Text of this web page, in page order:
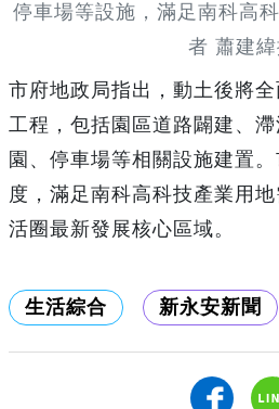
停車場等設施，滿足南科高
者 蕭建
市府地政局指出，動土後將
工程，包括園區道路闢建、
園、停車場等相關設施建置
度，滿足南科高科技產業用
活圈最新發展核心區域。
生活綜合 新永安新聞